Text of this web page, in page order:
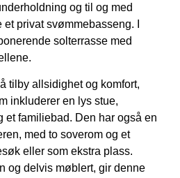
og til og med
privat svømmebasseng. I
solterrasse med
tilby allsidighet og komfort,
inkluderer en lys stue,
et familiebad. Den har også en
med to soverom og et
eller som ekstra plass.
og delvis møblert, gir denne